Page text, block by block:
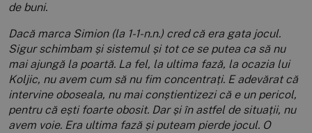
de buni.
Dacă marca Simion (la 1-1-n.n.) cred că era gata jocul.
Sigur schimbam și sistemul și tot ce se putea ca să nu
mai ajungă la poartă. La fel, la ultima fază, la ocazia lui
Koljic, nu avem cum să nu fim concentrați. E adevărat că
intervine oboseala, nu mai conștientizezi că e un pericol,
pentru că ești foarte obosit. Dar și în astfel de situații, nu
avem voie. Era ultima fază și puteam pierde jocul. O